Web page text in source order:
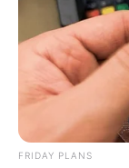
FRIDAY PLANS